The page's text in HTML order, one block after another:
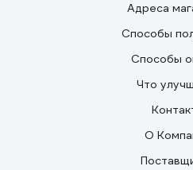
Адреса
Способы
Способы
Что
О